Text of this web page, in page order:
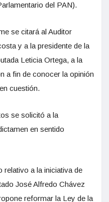
del PAN).
se citará al Auditor
y a la presidente de la
Leticia Ortega, a la
a fin de conocer la opinión
cuestión.
se solicitó a la
en sentido
relativo a la iniciativa de
José Alfredo Chávez
reformar la Ley de la